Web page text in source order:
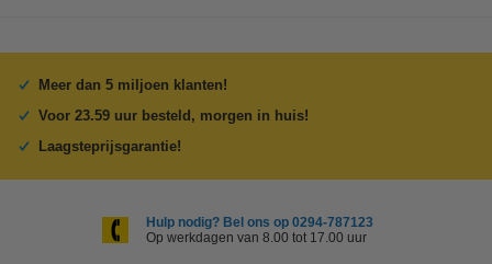
Meer dan 5 miljoen klanten!
Voor 23.59 uur besteld, morgen in huis!
Laagsteprijsgarantie!
Hulp nodig? Bel ons op 0294-787123
Op werkdagen van 8.00 tot 17.00 uur